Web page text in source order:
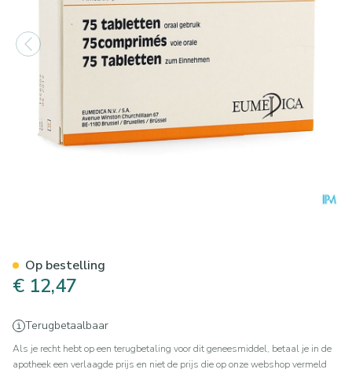
€ 12,47
Terugbetaalbaar
Als je recht hebt op een terugbetaling voor dit geneesmiddel, betaal je in de
apotheek een verlaagde prijs en niet de prijs die op onze webshop vermeld
Op bestelling